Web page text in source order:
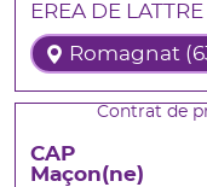
EREA DE
Romagnat
Contrat de
CAP
Maçon(ne)